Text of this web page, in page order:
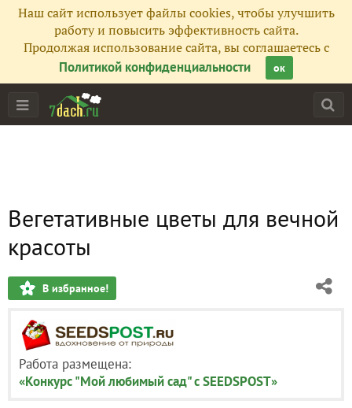
Наш сайт использует файлы cookies, чтобы улучшить
работу и повысить эффективность сайта.
Продолжая использование сайта, вы соглашаетесь с
Политикой конфиденциальности
ок
Вегетативные цветы для вечной
красоты
В избранное!
Работа размещена:
«Конкурс "Мой любимый сад" с SEEDSPOST»